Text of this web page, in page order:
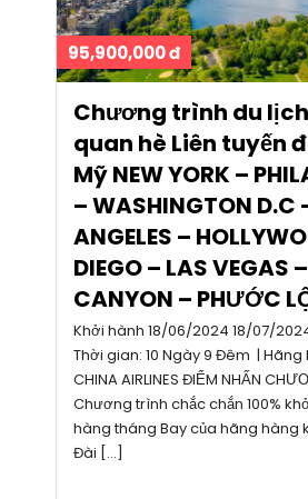
95,900,000 đ
Chương trình du
quan hè Liên tuyến
Mỹ NEW YORK –
– WASHINGTON D.C
ANGELES –
DIEGO – LAS VEGAS
CANYON – PHƯỚC
Khởi hành 18/06/2024 18/07/
Thời gian: 10 Ngày 9 Đêm | Hãng
CHINA AIRLINES ĐIỂM NHẤN
Chương trình chắc chắn 100%
hàng tháng Bay của hãng hàng
Đài […]